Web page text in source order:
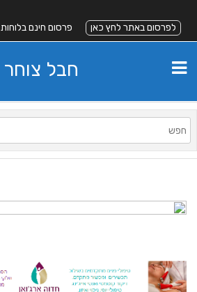
לפרסום באתר לחץ כאן
פרסום חינם בלוחות
חבל צוחר